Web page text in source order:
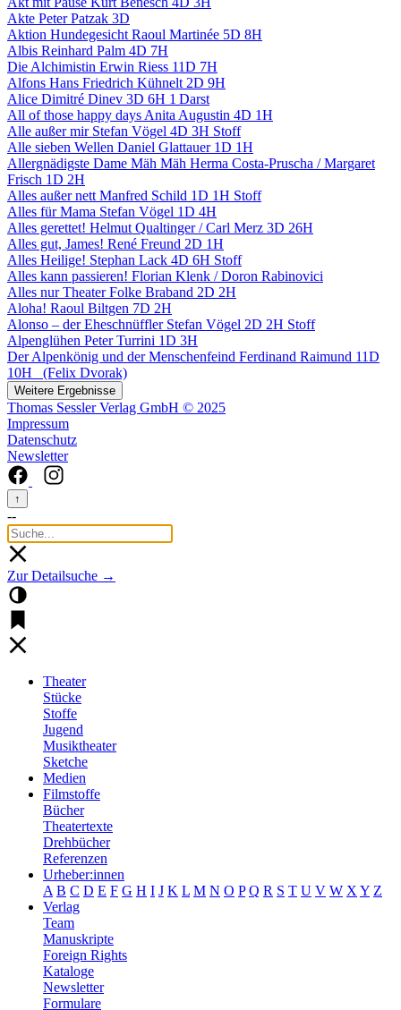
Akte Peter Patzak 3D
Aktion Hundegesicht Raoul Martinée 5D 8H
Albis Reinhard Palm 4D 7H
Die Alchimistin Erwin Riess 11D 7H
Alfons Hans Friedrich Kühnelt 2D 9H
Alice Dimitré Dinev 3D 6H 1 Darst
All of those happy days Anita Augustin 4D 1H
Alle außer mir Stefan Vögel 4D 3H Stoff
Alle sieben Wellen Daniel Glattauer1D 1H
Allergnädigste Dame Mäh Mäh Herma Costa-Pruscha / Margaret
Frisch 1D 2H
Alles außer nett Manfred Schild 1D 1H Stoff
Alles für Mama Stefan Vögel 1D 4H
Alles gerettet! Helmut Qualtinger / Carl Merz 3D 26H
Alles gut, James! René Freund 2D 1H
Alles Heilige! Stephan Lack 4D 6H Stoff
Alles kann passieren! Florian Klenk / Doron Rabinovici
Alles nur Theater Folke Braband 2D 2H
Aloha! Raoul Biltgen 7D 2H
Alonso – der Eheschnüffler Stefan Vögel 2D 2H Stoff
Alpenglühen Peter Turrini 1D 3H
Der Alpenkönig und der Menschenfeind Ferdinand Raimund 11D
10H
(Felix Dvorak)
Weitere Ergebnisse
Thomas Sessler Verlag GmbH © 2025
Impressum
Datenschutz
Newsletter
↑
--
Zur Detailsuche →
Theater
Stücke
Stoffe
Jugend
Musiktheater
Sketche
Medien
Filmstoffe
Bücher
Theatertexte
Drehbücher
Referenzen
Urheber:innen
A B C D E F G H I J K L M N O P Q R S T U V W X Y Z
Verlag
Team
Manuskripte
Foreign Rights
Kataloge
Newsletter
Formulare